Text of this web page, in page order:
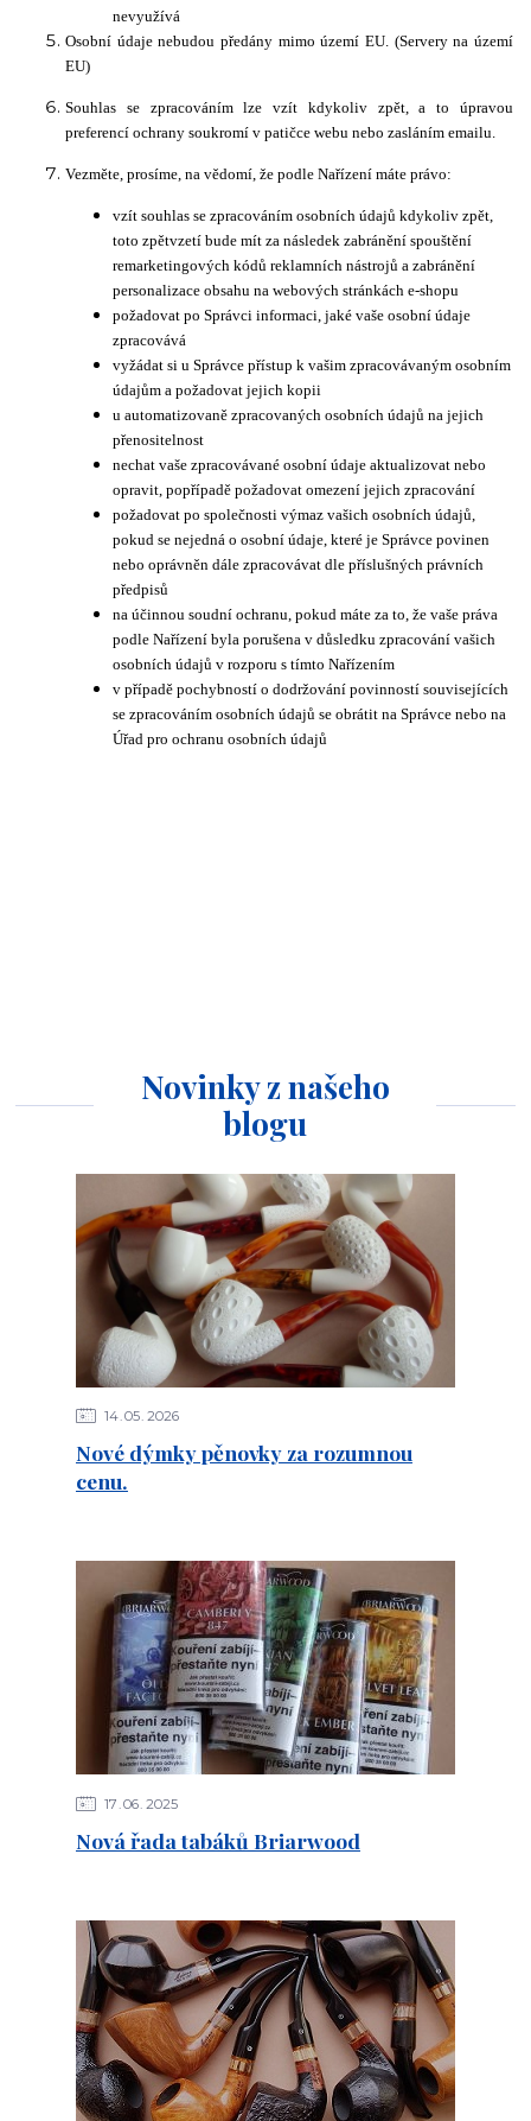
nevyužívá
Osobní údaje nebudou předány mimo území EU. (Servery na území
EU)
Souhlas se zpracováním lze vzít kdykoliv zpět, a to úpravou
preferencí ochrany soukromí v patičce webu nebo zasláním emailu.
Vezměte, prosíme, na vědomí, že podle Nařízení máte právo:
vzít souhlas se zpracováním osobních údajů kdykoliv zpět,
toto zpětvzetí bude mít za následek zabránění spouštění
remarketingových kódů reklamních nástrojů a zabránění
personalizace obsahu na webových stránkách e-shopu
požadovat po Správci informaci, jaké vaše osobní údaje
zpracovává
vyžádat si u Správce přístup k vašim zpracovávaným osobním
údajům a požadovat jejich kopii
u automatizovaně zpracovaných osobních údajů na jejich
přenositelnost
nechat vaše zpracovávané osobní údaje aktualizovat nebo
opravit, popřípadě požadovat omezení jejich zpracování
požadovat po společnosti výmaz vašich osobních údajů,
pokud se nejedná o osobní údaje, které je Správce povinen
nebo oprávněn dále zpracovávat dle příslušných právních
předpisů
na účinnou soudní ochranu, pokud máte za to, že vaše práva
podle Nařízení byla porušena v důsledku zpracování vašich
osobních údajů v rozporu s tímto Nařízením
v případě pochybností o dodržování povinností souvisejících
se zpracováním osobních údajů se obrátit na Správce nebo na
Úřad pro ochranu osobních údajů
Novinky z našeho
blogu
14 05 2026
Nové dýmky pěnovky za rozumnou
cenu.
17 06 2025
Nová řada tabáků Briarwood